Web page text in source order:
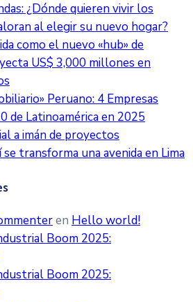
¿Dónde quieren vivir los
al elegir su nuevo hogar?
como el nuevo «hub» de
US$ 3,000 millones en
Peruano: 4 Empresas
de Latinoamérica en 2025
a imán de proyectos
se transforma una avenida en Lima
en Hello world!
Boom 2025:
Boom 2025: